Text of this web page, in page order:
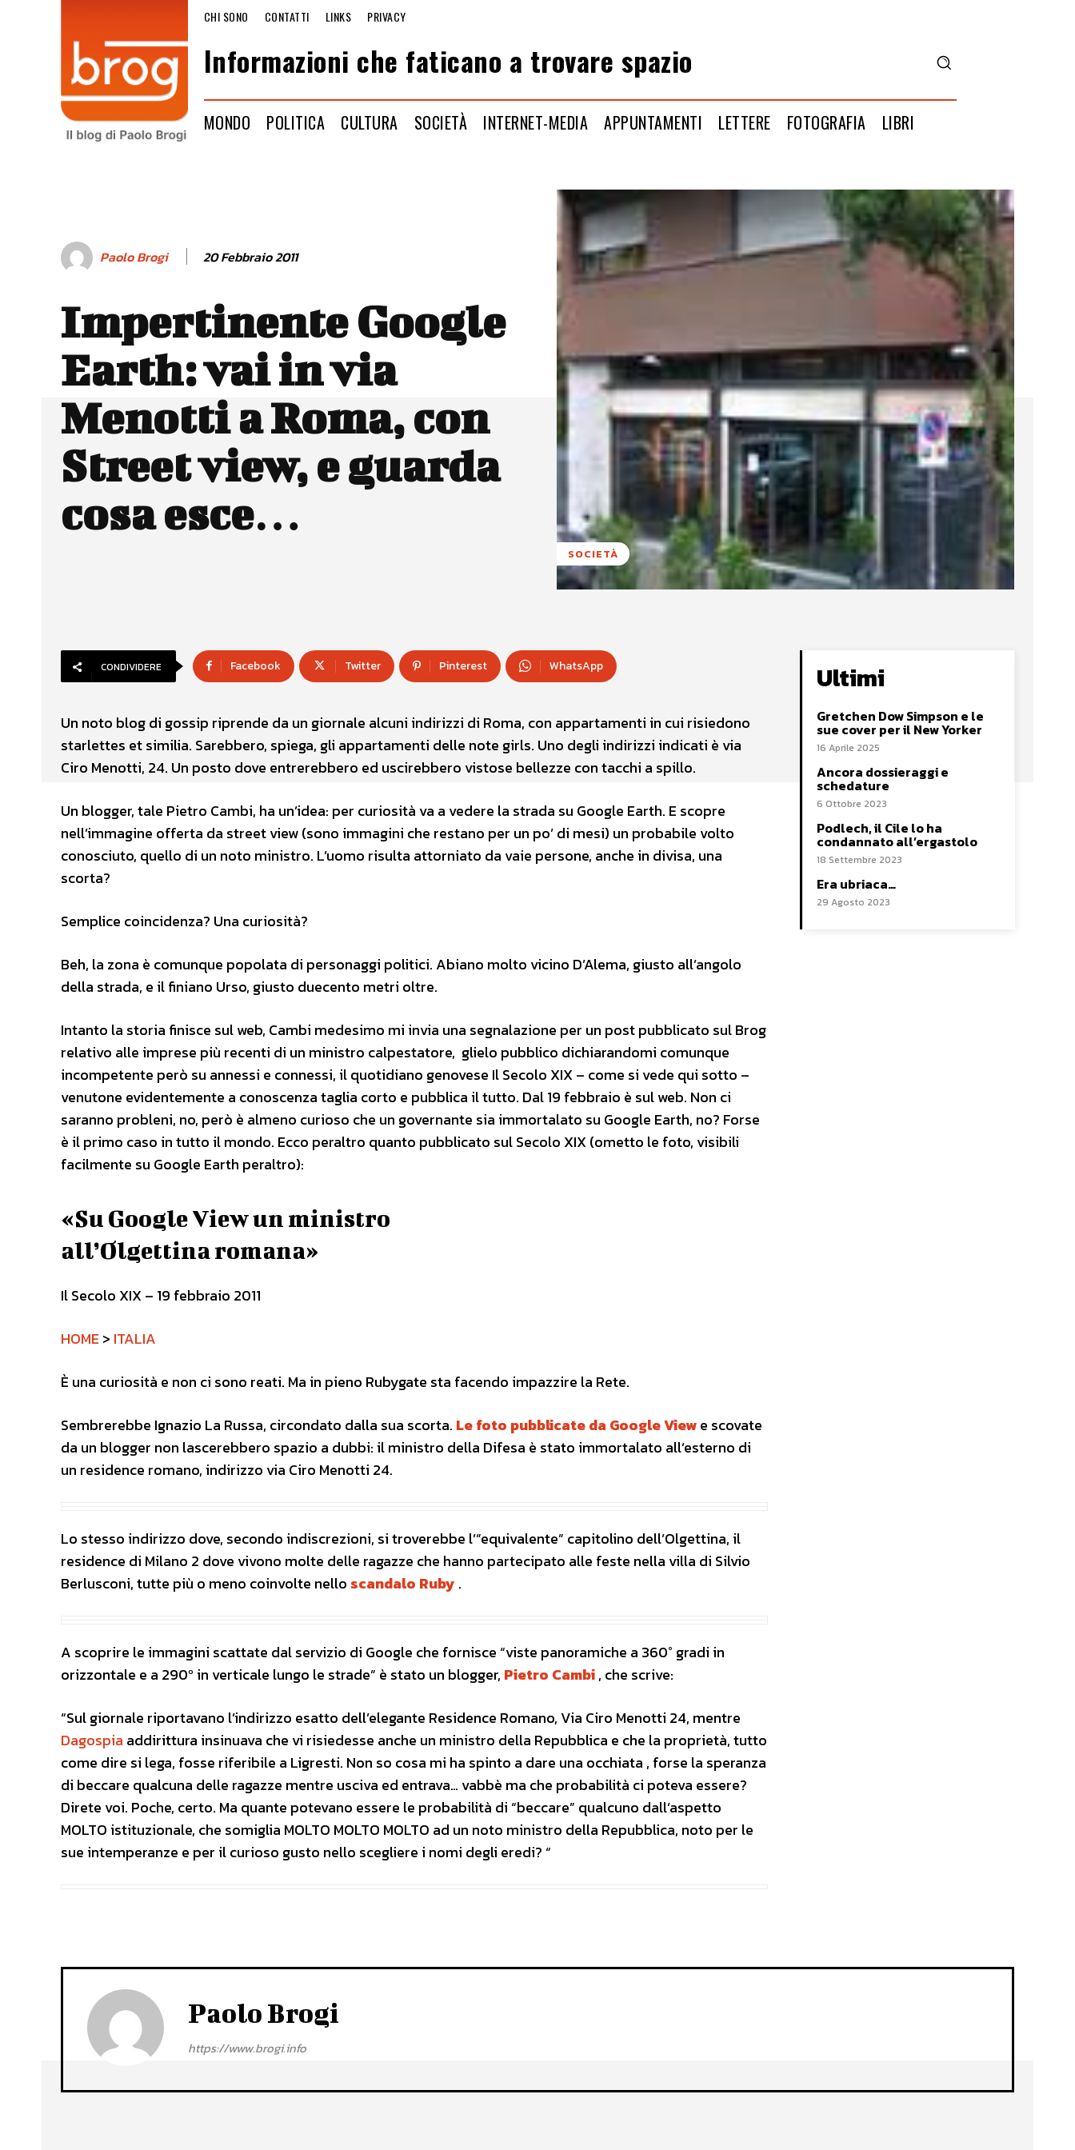
CHI SONO CONTATTI LINKS PRIVACY
Informazioni che faticano a trovare spazio
MONDO POLITICA CULTURA SOCIETÀ INTERNET-MEDIA APPUNTAMENTI LETTERE FOTOGRAFIA LIBRI
Paolo Brogi 20 Febbraio 2011
Impertinente Google
Earth: vai in via
Menotti a Roma, con
Street view, e guarda
cosa esce…
SOCIETÀ
CONDIVIDERE Facebook Twitter Pinterest WhatsApp
Un noto blog di gossip riprende da un giornale alcuni indirizzi di Roma, con appartamenti in cui risiedono
starlettes et similia. Sarebbero, spiega, gli appartamenti delle note girls. Uno degli indirizzi indicati è via
Ciro Menotti, 24. Un posto dove entrerebbero ed uscirebbero vistose bellezze con tacchi a spillo.
Un blogger, tale Pietro Cambi, ha un’idea: per curiosità va a vedere la strada su Google Earth. E scopre
nell’immagine offerta da street view (sono immagini che restano per un po’ di mesi) un probabile volto
conosciuto, quello di un noto ministro. L’uomo risulta attorniato da vaie persone, anche in divisa, una
scorta?
Semplice coincidenza? Una curiosità?
Beh, la zona è comunque popolata di personaggi politici. Abiano molto vicino D’Alema, giusto all’angolo
della strada, e il finiano Urso, giusto duecento metri oltre.
Intanto la storia finisce sul web, Cambi medesimo mi invia una segnalazione per un post pubblicato sul Brog
relativo alle imprese più recenti di un ministro calpestatore, glielo pubblico dichiarandomi comunque
incompetente però su annessi e connessi, il quotidiano genovese Il Secolo XIX – come si vede qui sotto –
venutone evidentemente a conoscenza taglia corto e pubblica il tutto. Dal 19 febbraio è sul web. Non ci
saranno probleni, no, però è almeno curioso che un governante sia immortalato su Google Earth, no? Forse
è il primo caso in tutto il mondo. Ecco peraltro quanto pubblicato sul Secolo XIX (ometto le foto, visibili
facilmente su Google Earth peraltro):
«Su Google View un ministro
all’Olgettina romana»
Il Secolo XIX – 19 febbraio 2011
HOME > ITALIA
È una curiosità e non ci sono reati. Ma in pieno Rubygate sta facendo impazzire la Rete.
Sembrerebbe Ignazio La Russa, circondato dalla sua scorta. Le foto pubblicate da Google Viewe scovate
da un blogger non lascerebbero spazio a dubbi: il ministro della Difesa è stato immortalato all’esterno di
un residence romano, indirizzo via Ciro Menotti 24.
Lo stesso indirizzo dove, secondo indiscrezioni, si troverebbe l’”equivalente” capitolino dell’Olgettina, il
residence di Milano 2 dove vivono molte delle ragazze che hanno partecipato alle feste nella villa di Silvio
Berlusconi, tutte più o meno coinvolte nello scandalo Ruby .
A scoprire le immagini scattate dal servizio di Google che fornisce “viste panoramiche a 360° gradi in
orizzontale e a 290º in verticale lungo le strade” è stato un blogger, Pietro Cambi, che scrive:
“Sul giornale riportavano l’indirizzo esatto dell’elegante Residence Romano, Via Ciro Menotti 24, mentre
Dagospia addirittura insinuava che vi risiedesse anche un ministro della Repubblica e che la proprietà, tutto
come dire si lega, fosse riferibile a Ligresti. Non so cosa mi ha spinto a dare una occhiata , forse la speranza
di beccare qualcuna delle ragazze mentre usciva ed entrava… vabbè ma che probabilità ci poteva essere?
Direte voi. Poche, certo. Ma quante potevano essere le probabilità di “beccare” qualcuno dall’aspetto
MOLTO istituzionale, che somiglia MOLTO MOLTO MOLTO ad un noto ministro della Repubblica, noto per le
sue intemperanze e per il curioso gusto nello scegliere i nomi degli eredi? “
Ultimi
Gretchen Dow Simpson e le
sue cover per il New Yorker
16 Aprile 2025
Ancora dossieraggi e
schedature
6 Ottobre 2023
Podlech, il Cile lo ha
condannato all’ergastolo
18 Settembre 2023
Era ubriaca…
29 Agosto 2023
Paolo Brogi
https://www.brogi.info